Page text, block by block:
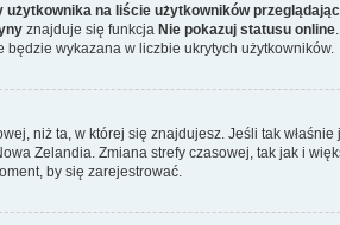
użytkownika na liście użytkowników
znajduje się funkcja Nie pokazuj statusu online
wykazana w liczbie ukrytych użytkowników.
niż ta, w której się znajdujesz. Jeśli tak
Zelandia. Zmiana strefy czasowej, tak jak i
by się zarejestrować.